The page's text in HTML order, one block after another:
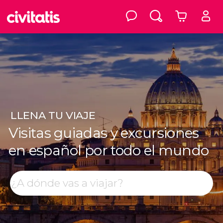
LLENA TU VIAJE
Visitas guiadas y excursiones
en español por todo el mundo
Buscar
Top destinos